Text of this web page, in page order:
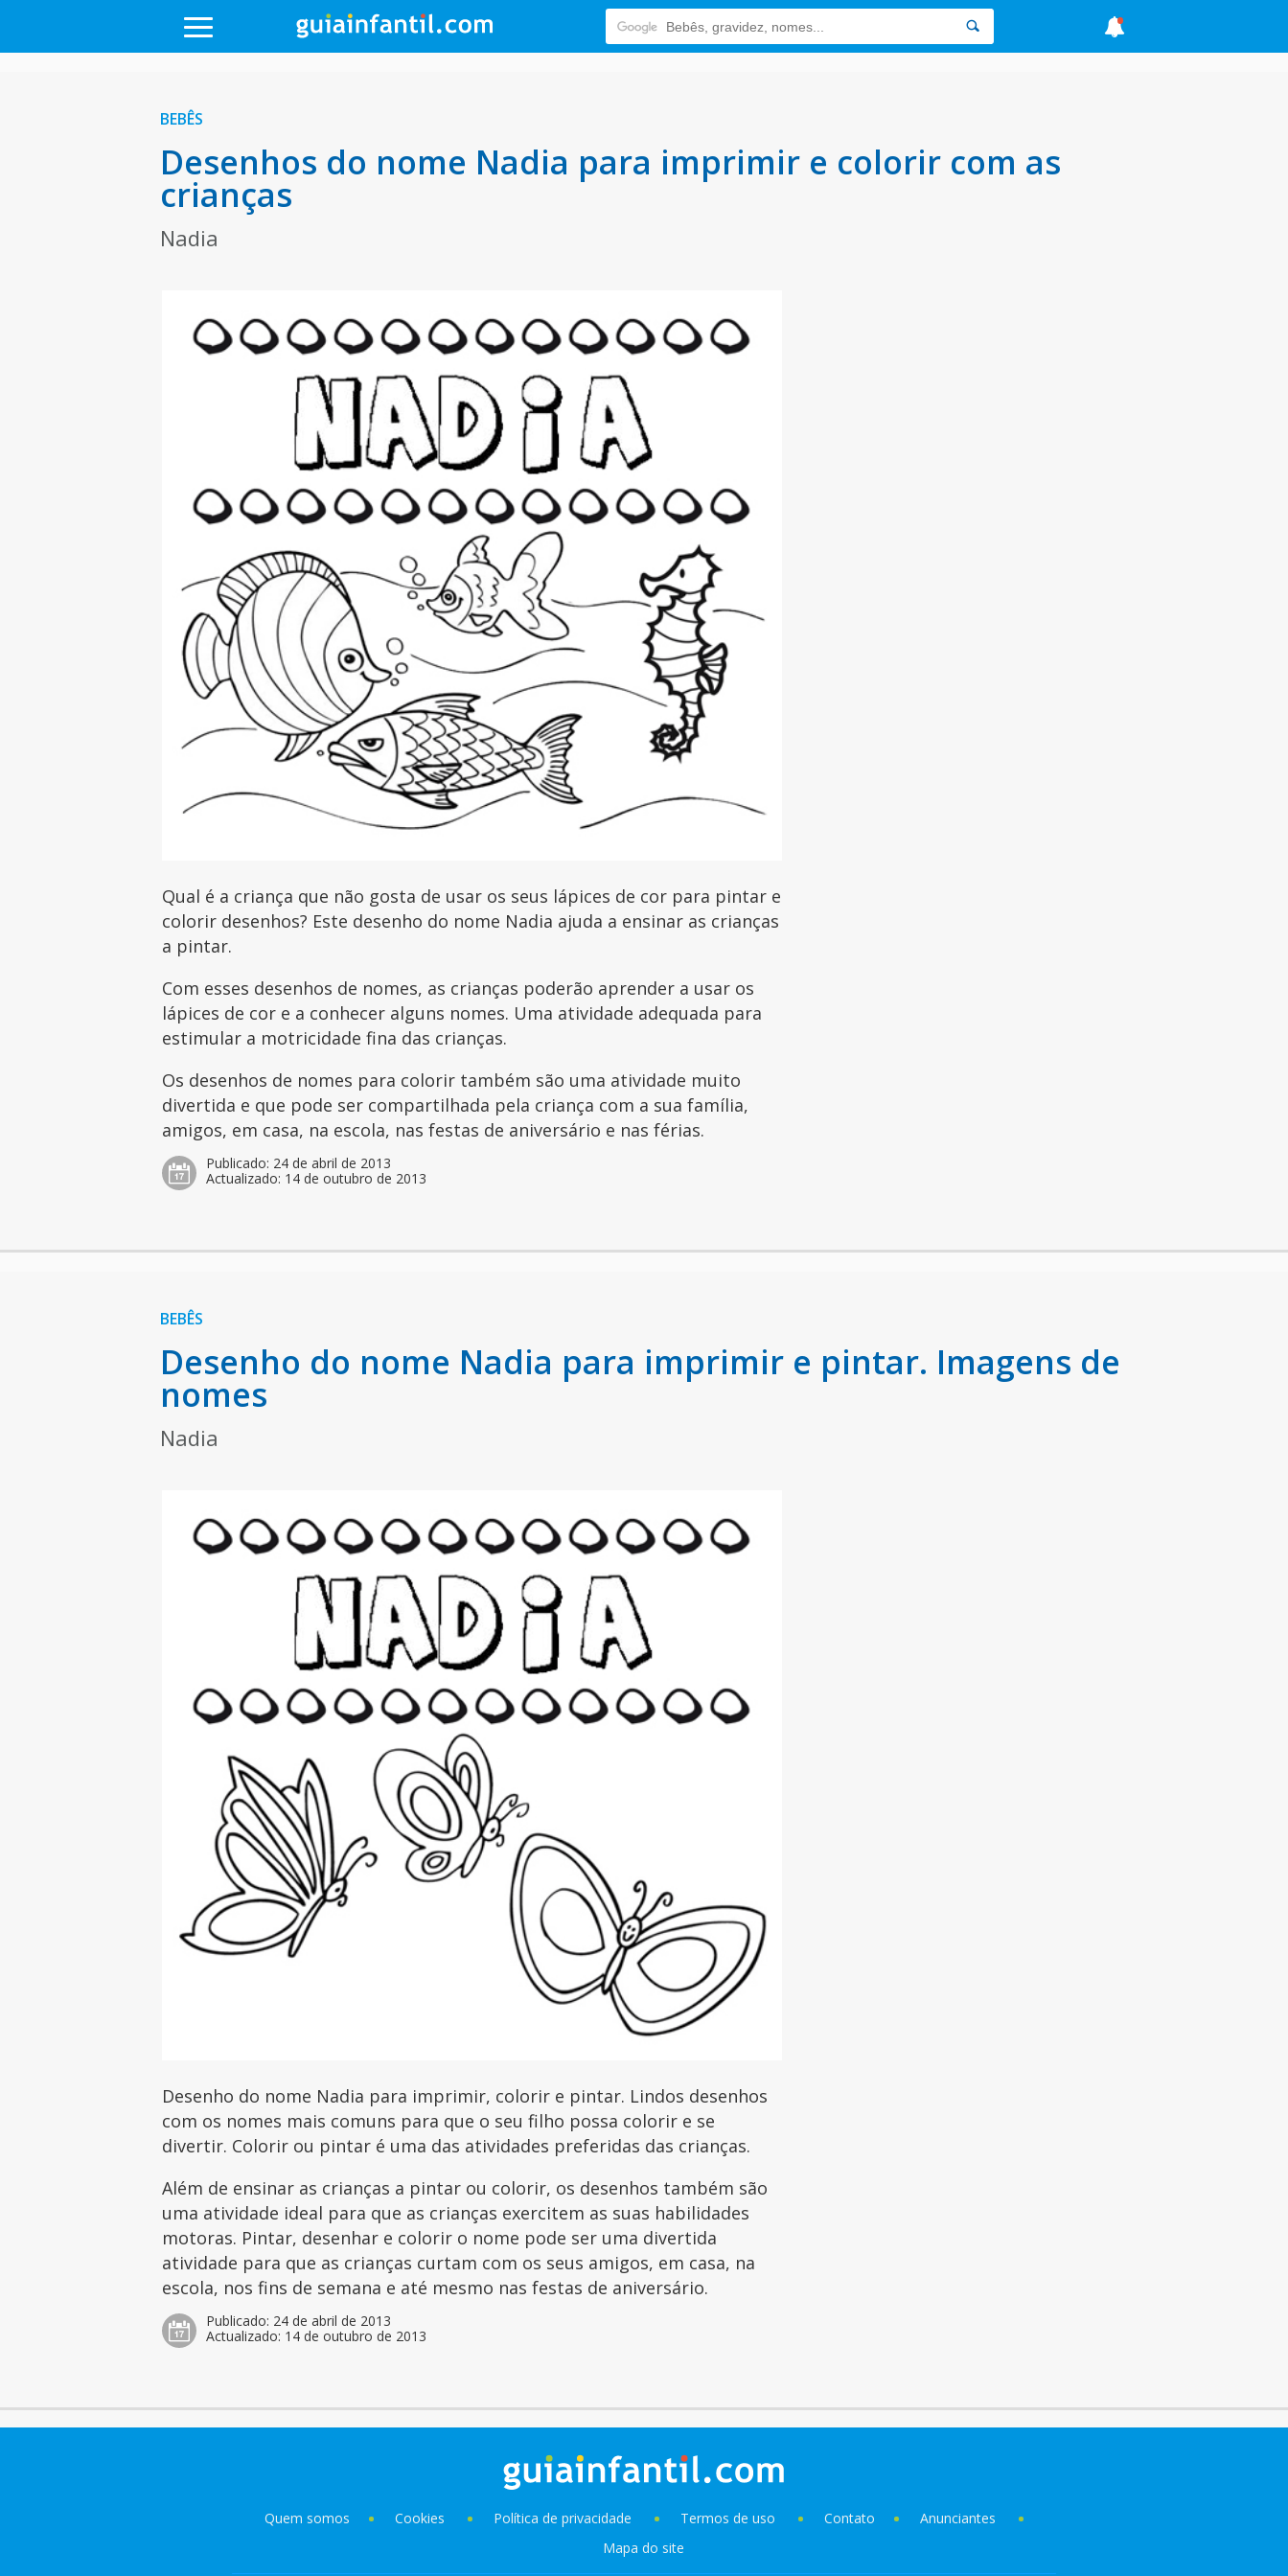
BEBÊS
Desenhos do nome Nadia para imprimir e colorir com as
crianças
Nadia
Qual é a criança que não gosta de usar os seus lápices de cor para pintar e
colorir desenhos? Este desenho do nome Nadia ajuda a ensinar as crianças
a pintar.
Com esses desenhos de nomes, as crianças poderão aprender a usar os
lápices de cor e a conhecer alguns nomes. Uma atividade adequada para
estimular a motricidade fina das crianças.
Os desenhos de nomes para colorir também são uma atividade muito
divertida e que pode ser compartilhada pela criança com a sua família,
amigos, em casa, na escola, nas festas de aniversário e nas férias.
Publicado: 24 de abril de 2013
Actualizado: 14 de outubro de 2013
BEBÊS
Desenho do nome Nadia para imprimir e pintar. Imagens de
nomes
Nadia
Desenho do nome Nadia para imprimir, colorir e pintar. Lindos desenhos
com os nomes mais comuns para que o seu filho possa colorir e se
divertir. Colorir ou pintar é uma das atividades preferidas das crianças.
Além de ensinar as crianças a pintar ou colorir, os desenhos também são
uma atividade ideal para que as crianças exercitem as suas habilidades
motoras. Pintar, desenhar e colorir o nome pode ser uma divertida
atividade para que as crianças curtam com os seus amigos, em casa, na
escola, nos fins de semana e até mesmo nas festas de aniversário.
Publicado: 24 de abril de 2013
Actualizado: 14 de outubro de 2013
Quem somos Cookies Política de privacidade Termos de uso Contato
Anunciantes
Mapa do site